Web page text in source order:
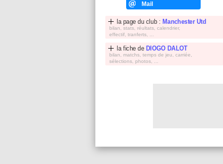
Mail
la page du club : Manchester Utd
bilan, stats, réultats, calendrier,
effectif, tranferts, ...
la fiche de DIOGO DALOT
bilan, matchs, temps de jeu, carriée,
sélections, photos, ...